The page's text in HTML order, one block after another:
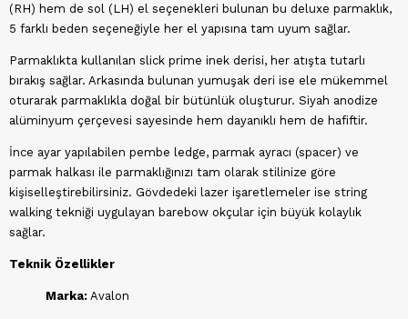
(RH) hem de sol (LH) el seçenekleri bulunan bu deluxe parmaklık,
5 farklı beden seçeneğiyle her el yapısına tam uyum sağlar.
Parmaklıkta kullanılan slick prime inek derisi, her atışta tutarlı
bırakış sağlar. Arkasında bulunan yumuşak deri ise ele mükemmel
oturarak parmaklıkla doğal bir bütünlük oluşturur. Siyah anodize
alüminyum çerçevesi sayesinde hem dayanıklı hem de hafiftir.
İnce ayar yapılabilen pembe ledge, parmak ayracı (spacer) ve
parmak halkası ile parmaklığınızı tam olarak stilinize göre
kişiselleştirebilirsiniz. Gövdedeki lazer işaretlemeler ise string
walking tekniği uygulayan barebow okçular için büyük kolaylık
sağlar.
Teknik Özellikler
Marka: Avalon